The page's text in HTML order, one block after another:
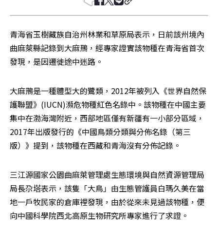
青海省玉樹藏族自治州林業和草原局表示，日前該州境內
曲麻萊縣記錄到大麻鳽，經專家證實該物種在青海省首次
發現，是因遷徙途中迷路。
大麻鳽是一種體型大的鷺類，2012年被列入《世界自然保
護聯盟》(IUCN)瀕危物種紅色名錄中。該物種在中國主要
集中在渤海灣附近，西部地區僅有新疆有一小部分區域，
2017年出版發行的《中國鳥類分類與分佈名錄（第三
版）》提到，該物種在西藏和青海沒有分佈記錄。
三江源國家公園曲麻萊管理處生態環境與自然資源管理局
局長尕塔表示，該隻「大鳥」由生態管護員白瑪久美在當
地一戶牧民家的倉庫裡發現，由於從來未見過該物種，便
向中國科學院西北高原生物研究所專家進行了求證。